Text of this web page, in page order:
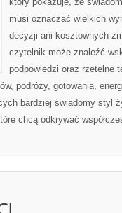
musi oznaczać wielkich
decyzji ani kosztownych
czytelnik może znaleźć
podpowiedzi oraz rzetelne
podróży, gotowania,
bardziej świadomy styl
chcą odkrywać